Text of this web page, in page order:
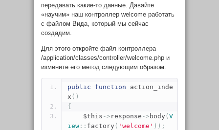
передавать какие-то данные. Давайте
«научим» наш контроллер welcome работать
с файлом Вида, который мы сейчас
создадим.
Для этого откройте файл контроллера
/application/classes/controller/welcome.php и
измените его метод следующим образом:
public function action_inde
x ()
{
    $this
-> response -> body ( V
iew :: factory ( 'welcome' ));